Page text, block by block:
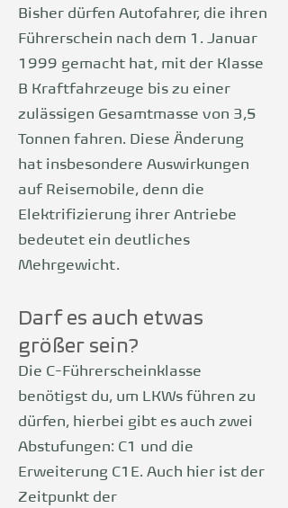
Bisher dürfen Autofahrer, die ihren
Führerschein nach dem 1. Januar
1999 gemacht hat, mit der Klasse
B Kraftfahrzeuge bis zu einer
zulässigen Gesamtmasse von 3,5
Tonnen fahren. Diese Änderung
hat insbesondere Auswirkungen
auf Reisemobile, denn die
Elektrifizierung ihrer Antriebe
bedeutet ein deutliches
Mehrgewicht.
Darf es auch etwas
größer sein?
Die C-Führerscheinklasse
benötigst du, um LKWs führen zu
dürfen, hierbei gibt es auch zwei
Abstufungen: C1 und die
Erweiterung C1E. Auch hier ist der
Zeitpunkt der